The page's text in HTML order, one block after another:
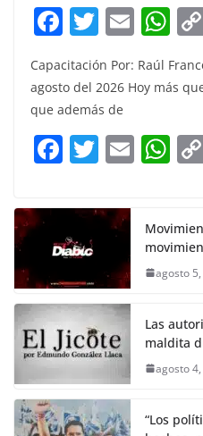
F
a
c
e
b
o
k
T
itt
er
E
m
ai
W
at
A
p
Capacitación Por: Raúl
agosto del 2026 Hoy más
que además de
F
c
e
b
o
o
k
T
itt
er
E W
s
A
p
agosto
Las
maldita
agosto
“Los